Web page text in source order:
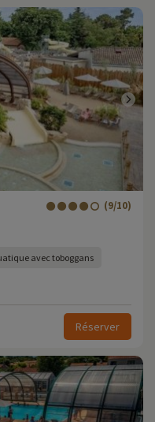
(9/10)
avec toboggans
Réserver